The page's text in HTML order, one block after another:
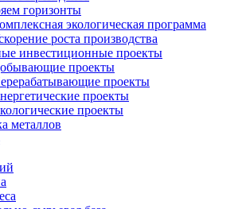
горизонты
экологическая программа
роста производства
инвестиционные проекты
проекты
проекты
проекты
проекты
металлов